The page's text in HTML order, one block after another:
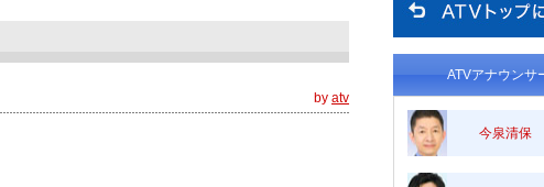
by atv
ATVアナウンサ
今泉清保